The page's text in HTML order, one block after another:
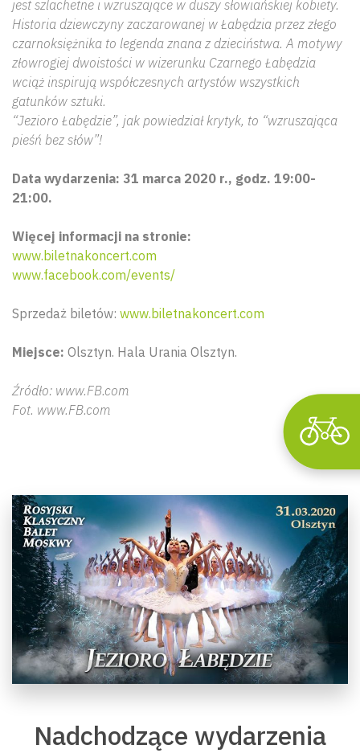
jest szlachetne i wzruszające w duszy słowiańskiej kobiety.
Historia dziewczyny zaczarowanej w Łabędzia przez złego
czarnoksiężnika to legenda znana z dzieciństwa. A motywy
złowrogiej dwoistości w wizerunku Czarnego Łabędzia
wciąż inspirują współczesnych artystów wszystkich
gatunków sztuki.
“Jezioro Łabędzie”, jak powiedział krytyk, to “wzruszająca
pieśń bez słów”!
Data wydarzenia: 31 marca 2020 r., godz. 19:00-
21:00.
Więcej informacji na stronie:
www.biletnakoncert.com
www.facebook.com/events/
Sprzedaż biletów: www.biletnakoncert.com
Miejsce: Olsztyn. Hala Urania Olsztyn.
Źródło: www.FB.com
Fot. www.FB.com
Nadchodzące wydarzenia